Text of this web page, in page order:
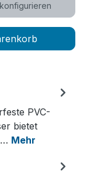
PVC-
bietet
Mehr